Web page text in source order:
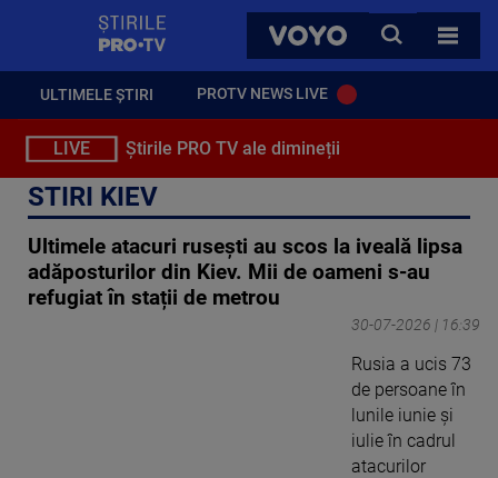
VOYO
CAUTA
TOATE
ULTIMELE ȘTIRI PROTV NEWS LIVE
LIVE Știrile PRO TV ale dimineții
STIRI KIEV
Ultimele atacuri rusești au scos la iveală lipsa
adăposturilor din Kiev. Mii de oameni s-au
refugiat în stații de metrou
30-07-2026 | 16:39
Rusia a ucis 73
de persoane în
lunile iunie și
iulie în cadrul
atacurilor